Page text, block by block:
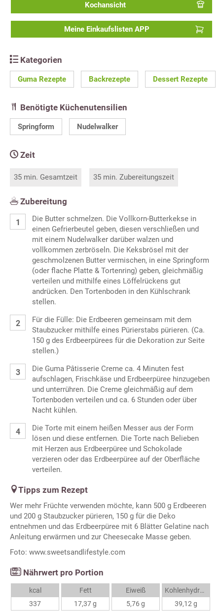
Kochansicht
Meine Einkaufslisten APP
Kategorien
Guma Rezepte Backrezepte Dessert Rezepte
Benötigte Küchenutensilien
Springform Nudelwalker
Zeit
35 min. Gesamtzeit 35 min. Zubereitungszeit
Zubereitung
Die Butter schmelzen. Die Vollkorn-Butterkekse in
einen Gefrierbeutel geben, diesen verschließen und
mit einem Nudelwalker darüber walzen und
vollkommen zerbröseln. Die Keksbrösel mit der
geschmolzenen Butter vermischen, in eine Springform
(oder flache Platte & Tortenring) geben, gleichmäßig
verteilen und mithilfe eines Löffelrückens gut
andrücken. Den Tortenboden in den Kühlschrank
stellen.
Für die Fülle: Die Erdbeeren gemeinsam mit dem
Staubzucker mithilfe eines Pürierstabs pürieren. (Ca.
150 g des Erdbeerpürees für die Dekoration zur Seite
stellen.)
Die Guma Pâtisserie Creme ca. 4 Minuten fest
aufschlagen, Frischkäse und Erdbeerpüree hinzugeben
und unterrühren. Die Creme gleichmäßig auf dem
Tortenboden verteilen und ca. 6 Stunden oder über
Nacht kühlen.
Die Torte mit einem heißen Messer aus der Form
lösen und diese entfernen. Die Torte nach Belieben
mit Herzen aus Erdbeerpüree und Schokolade
verzieren oder das Erdbeerpüree auf der Oberfläche
verteilen.
Tipps zum Rezept
Wer mehr Früchte verwenden möchte, kann 500 g Erdbeeren
und 200 g Staubzucker pürieren, 150 g für die Deko
entnehmen und das Erdbeerpüree mit 6 Blätter Gelatine nach
Anleitung erwärmen und zur Cheesecake Masse geben.
Foto: www.sweetsandlifestyle.com
Nährwert pro Portion
kcal
337
Fett
17,37 g
Eiweiß
5,76 g
Kohlenhydrate
39,12 g